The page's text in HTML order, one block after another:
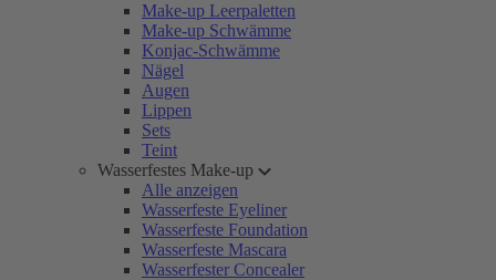
Make-up Leerpaletten
Make-up Schwämme
Konjac-Schwämme
Nägel
Augen
Lippen
Sets
Teint
Wasserfestes Make-up
Alle anzeigen
Wasserfeste Eyeliner
Wasserfeste Foundation
Wasserfeste Mascara
Wasserfester Concealer